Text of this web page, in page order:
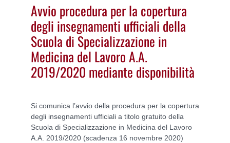
Avvio procedura per la copertura
degli insegnamenti ufficiali della
Scuola di Specializzazione in
Medicina del Lavoro A.A.
2019/2020 mediante disponibilità
Si comunica l’avvio della procedura per la copertura
degli insegnamenti ufficiali a titolo gratuito della
Scuola di Specializzazione in Medicina del Lavoro
A.A. 2019/2020 (scadenza 16 novembre 2020)